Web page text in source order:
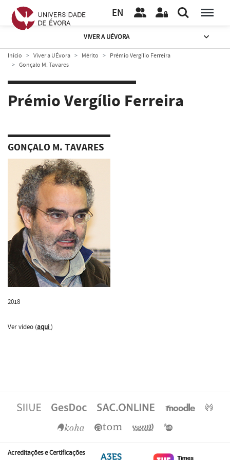
EN
VIVER A UÉVORA
Início Viver a UÉvora Mérito
Prémio Vergílio Ferreira
Gonçalo M. Tavares
Prémio Vergílio Ferreira
GONÇALO M. TAVARES
2018
Ver vídeo (aqui)
Acreditações e Certificações